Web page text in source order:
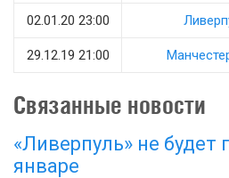
02.01.20 23:00
29.12.19 21:00
Связанные новости
«Ливерпуль» не будет
январе